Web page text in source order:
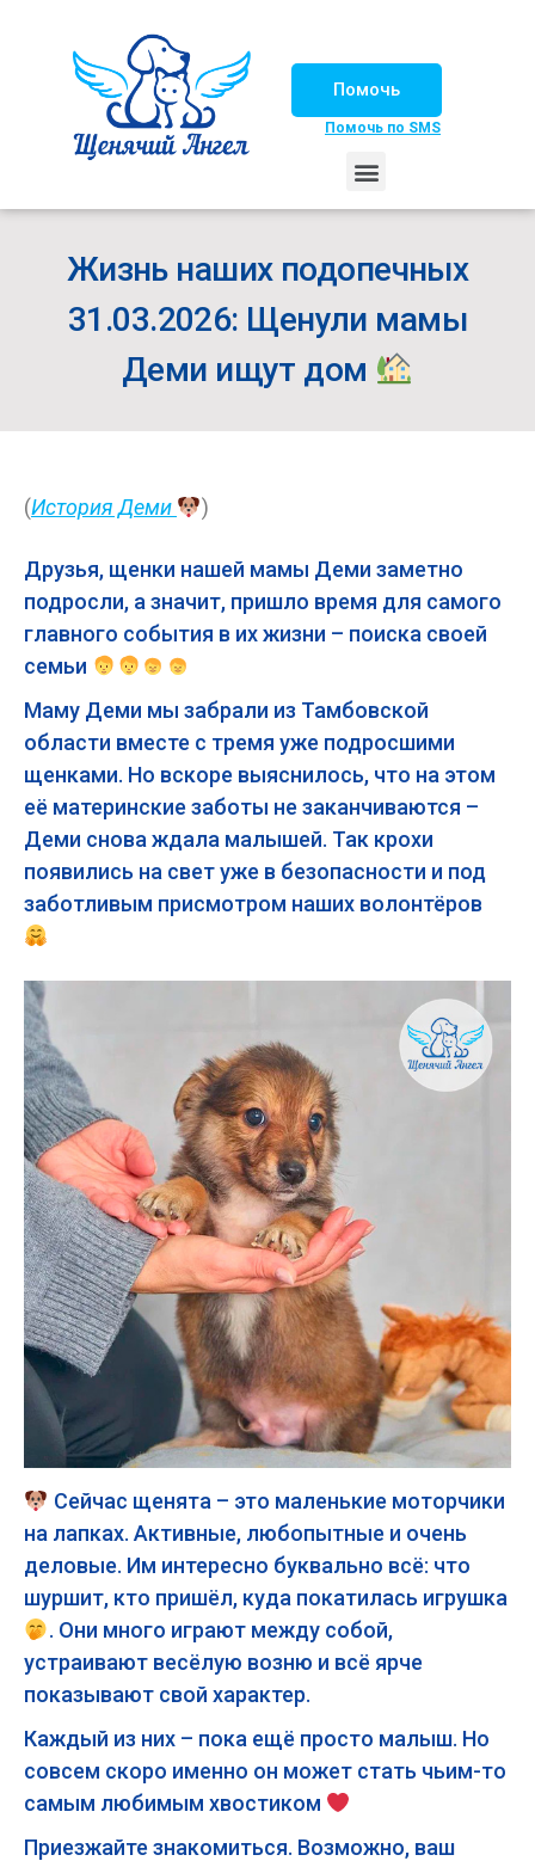
Помочь
Помочь по SMS
Жизнь наших подопечных
31.03.2026: Щенули мамы
Деми ищут дом
(История Деми )
Друзья, щенки нашей мамы Деми заметно
подросли, а значит, пришло время для самого
главного события в их жизни – поиска своей
семьи
Маму Деми мы забрали из Тамбовской
области вместе с тремя уже подросшими
щенками. Но вскоре выяснилось, что на этом
её материнские заботы не заканчиваются –
Деми снова ждала малышей. Так крохи
появились на свет уже в безопасности и под
заботливым присмотром наших волонтёров
Сейчас щенята – это маленькие моторчики
на лапках. Активные, любопытные и очень
деловые. Им интересно буквально всё: что
шуршит, кто пришёл, куда покатилась игрушка
. Они много играют между собой,
устраивают весёлую возню и всё ярче
показывают свой характер.
Каждый из них – пока ещё просто малыш. Но
совсем скоро именно он может стать чьим-то
самым любимым хвостиком
Приезжайте знакомиться. Возможно, ваш